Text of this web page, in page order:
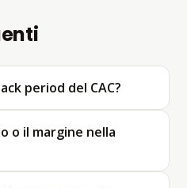
period del CAC?
o il margine nella